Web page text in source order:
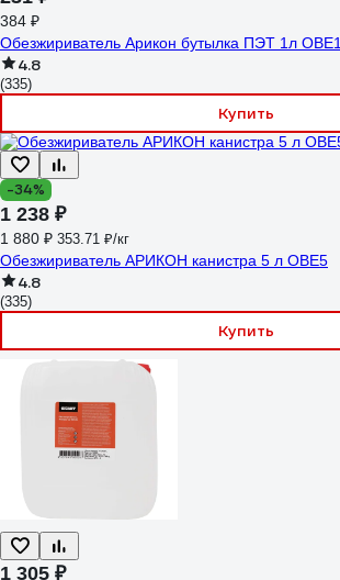
384 ₽
Обезжириватель Арикон бутылка ПЭТ 1л OBE1
4.8
(335)
Купить
-34%
1 238 ₽
1 880 ₽ 353.71 ₽/кг
Обезжириватель АРИКОН канистра 5 л OBE5
4.8
(335)
Купить
1 305 ₽